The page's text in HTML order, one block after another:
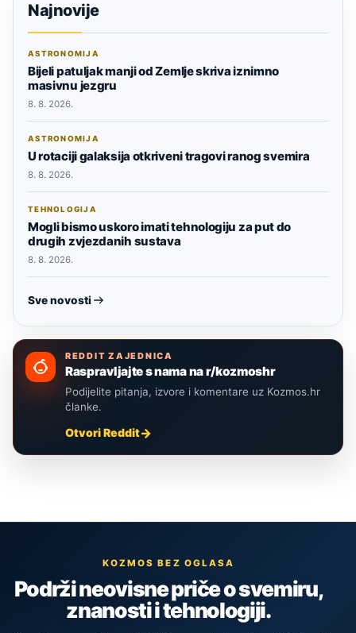
Najnovije
ASTRONOMIJA
Bijeli patuljak manji od Zemlje skriva iznimno
masivnu jezgru
8. 8. 2026.
ASTRONOMIJA
U rotaciji galaksija otkriveni tragovi ranog svemira
8. 8. 2026.
TEHNOLOGIJA
Mogli bismo uskoro imati tehnologiju za put do
drugih zvjezdanih sustava
8. 8. 2026.
Sve novosti
REDDIT ZAJEDNICA
Raspravljajte s nama na r/kozmoshr
Podijelite pitanja, izvore i komentare uz Kozmos.hr
članke.
Otvori Reddit
KOZMOS BEZ OGLASA
Podrži neovisne priče o svemiru,
znanosti i tehnologiji.